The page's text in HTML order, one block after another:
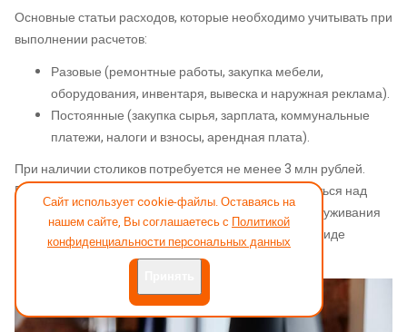
Основные статьи расходов, которые необходимо учитывать при
выполнении расчетов:
Разовые (ремонтные работы, закупка мебели,
оборудования, инвентаря, вывеска и наружная реклама).
Постоянные (закупка сырья, зарплата, коммунальные
платежи, налоги и взносы, арендная плата).
При наличии столиков потребуется не менее 3 млн рублей.
Если ваш бюджет сильно ограничен, можно задуматься над
точкой формата to go. Это заведения быстрого обслуживания
без посадочных мест. Обычно они представлены в виде
островков в ТЦ, корнеров или киосков.
Сайт использует cookie-файлы. Оставаясь на
нашем сайте, Вы соглашаетесь с Политикой
конфиденциальности персональных данных